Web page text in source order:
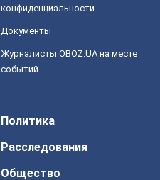
конфиденциальности
Документы
Журналисты OBOZ.UA на месте
событий
Политика
Расследования
Общество